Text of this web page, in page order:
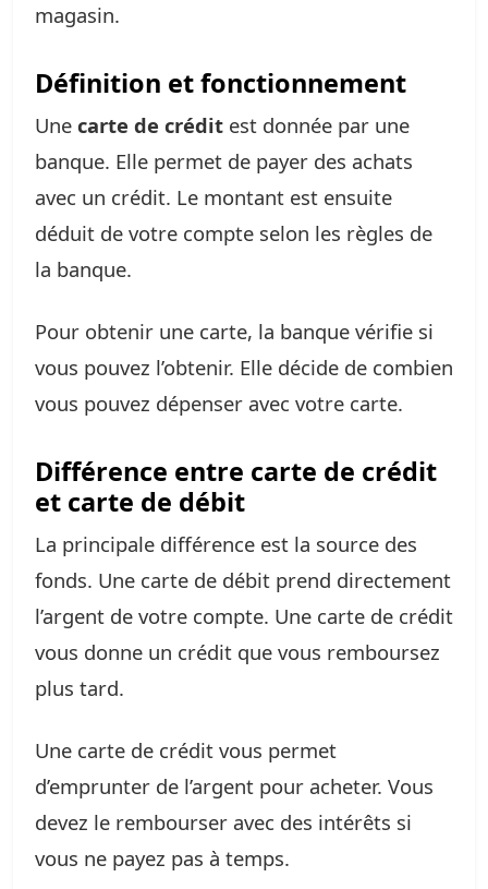
magasin.
Définition et fonctionnement
Une carte de crédit est donnée par une
banque. Elle permet de payer des achats
avec un crédit. Le montant est ensuite
déduit de votre compte selon les règles de
la banque.
Pour obtenir une carte, la banque vérifie si
vous pouvez l’obtenir. Elle décide de combien
vous pouvez dépenser avec votre carte.
Différence entre carte de crédit
et carte de débit
La principale différence est la source des
fonds. Une carte de débit prend directement
l’argent de votre compte. Une carte de crédit
vous donne un crédit que vous remboursez
plus tard.
Une carte de crédit vous permet
d’emprunter de l’argent pour acheter. Vous
devez le rembourser avec des intérêts si
vous ne payez pas à temps.